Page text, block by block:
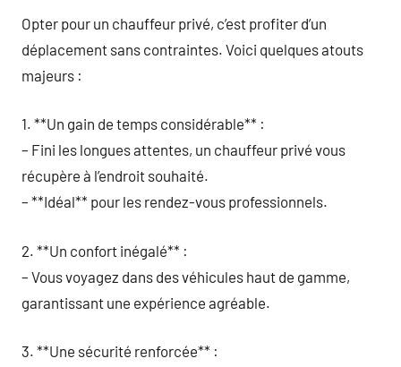
Opter pour un chauffeur privé, c’est profiter d’un
déplacement sans contraintes. Voici quelques atouts
majeurs :
1. **Un gain de temps considérable** :
– Fini les longues attentes, un chauffeur privé vous
récupère à l’endroit souhaité.
– **Idéal** pour les rendez-vous professionnels.
2. **Un confort inégalé** :
– Vous voyagez dans des véhicules haut de gamme,
garantissant une expérience agréable.
3. **Une sécurité renforcée** :